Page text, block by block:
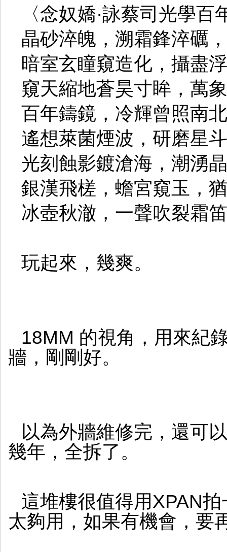
〈念奴嬌·詠蔡司光學百
晶砂淬魄，溯霜鋒淬礪
暗室玄瞳窺造化，攝盡
窺天縮地蒼昊寸眸，萬
百年鑄鏡，冷輝曾照南
遙想萊菌煙波，研磨星
光刻蝕影鍍滄海，潮湧
銀漢飛槎，蟾宮窺玉，
冰壺秋澈，一聲吹裂霜
玩起來，幾爽。
18MM 的視角，用來紀
牆，剛剛好。
以為外牆維修完，還可
幾年，全拆了。
這堆樓很值得用XPAN
太夠用，如果有機會，要